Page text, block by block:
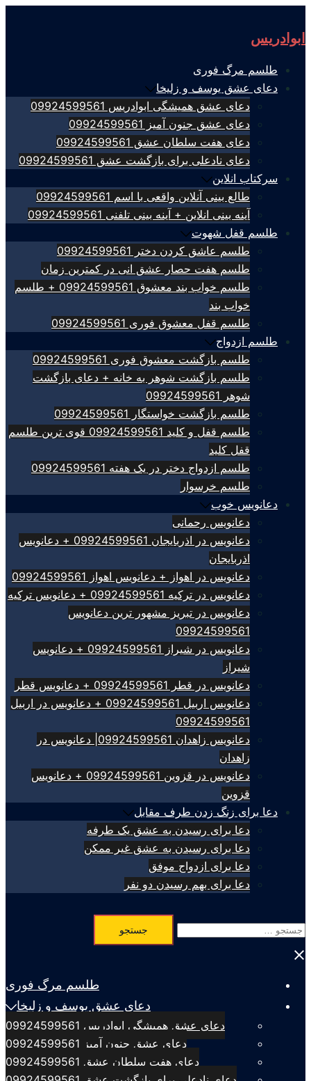
to
content
ابوادریس
طلسم مرگ فوری
دعای عشق یوسف و زلیخا
دعای عشق همیشگی ابوادریس 09924599561
دعای عشق جنون آمیز 09924599561
دعای هفت سلطان عشق 09924599561
دعای نادعلی برای بازگشت عشق 09924599561
سرکتاب انلاین
طالع بینی آنلاین واقعی با اسم 09924599561
آینه بینی انلاین + آینه بینی تلفنی 09924599561
طلسم قفل شهوت
طلسم عاشق کردن دختر 09924599561
طلسم هفت حصار عشق انی در کمترین زمان
طلسم خواب بند معشوق 09924599561 + طلسم
خواب بند
طلسم قفل معشوق فوری 09924599561
طلسم ازدواج
طلسم بازگشت معشوق فوری 09924599561
طلسم بازگشت شوهر به خانه + دعای بازگشت
شوهر 09924599561
طلسم بازگشت خواستگار 09924599561
طلسم قفل و کلید 09924599561 قوی ترین طلسم
قفل کلید
طلسم ازدواج دختر در یک هفته 09924599561
طلسم خرسوار
دعانویس خوب
دعانویس رحمانی
دعانویس در اذربایجان 09924599561 + دعانویس
اذربایجان
دعانویس در اهواز + دعانویس اهواز 09924599561
دعانویس در ترکیه 09924599561 + دعانویس ترکیه
دعانویس در تبریز مشهور ترین دعانویس
09924599561
دعانویس در شیراز 09924599561 + دعانویس
شیراز
دعانویس در قطر 09924599561 + دعانویس قطر
دعانویس اربیل 09924599561 + دعانویس در اربیل
09924599561
دعانویس زاهدان 09924599561| دعانویس در
زاهدان
دعانویس در قزوین 09924599561 + دعانویس
قزوین
دعا برای زنگ زدن طرف مقابل
دعا برای رسیدن به عشق یک طرفه
دعا برای رسیدن به عشق غیر ممکن
دعا برای ازدواج موفق
دعا برای بهم رسیدن دو نفر
جستجو
برای:
Close
طلسم مرگ فوری
دعای عشق یوسف و زلیخا
دعای عشق همیشگی ابوادریس 09924599561
دعای عشق جنون آمیز 09924599561
دعای هفت سلطان عشق 09924599561